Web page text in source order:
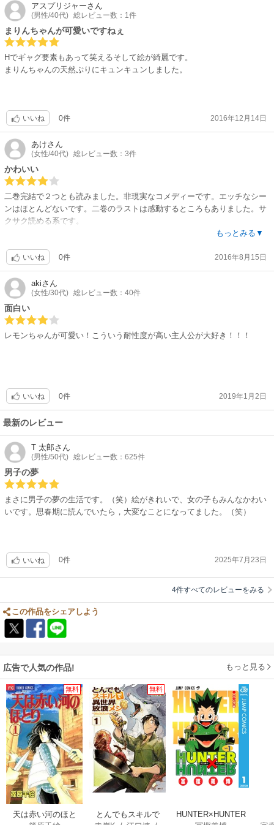
アスプリジャーさん
(男性/40代) 総レビュー数：1件
まりんちゃんが可愛いですねぇ
Hでギャグ要素もあって笑えるそして絵が綺麗です。
まりんちゃんの天然ぷりにキュンキュンしました。
いいね 0件 2016年12月14日
あけさん
(女性/40代) 総レビュー数：3件
かわいい
二巻完結で２つとも読みました。非現実なコメディーです。エッチなシー
ンはほとんどないです。二巻のラストは感動するところもありました。サ
クサク読める系です。
レモンちゃんが可愛いので、個人好みで星4つです。なんでレビューがな
もっとみる▼
いいね 0件 2016年8月15日
akiさん
(女性/30代) 総レビュー数：40件
面白い
レモンちゃんが可愛い！こういう耐性度が高い主人公が大好き！！！
いいね 0件 2019年1月2日
最新のレビュー
T 太郎さん
(男性/50代) 総レビュー数：625件
男子の夢
まさに男子の夢の生活です。（笑）絵がきれいで、女の子もみんなかわい
いです。思春期に読んでいたら，大変なことになってました。（笑）
いいね 0件 2025年7月23日
4件すべてのレビューをみる
この作品をシェアしよう
広告で人気の作品! もっと見る
無料
天は赤い河のほと
無料
とんでもスキルで
HUNTER×HUNTER